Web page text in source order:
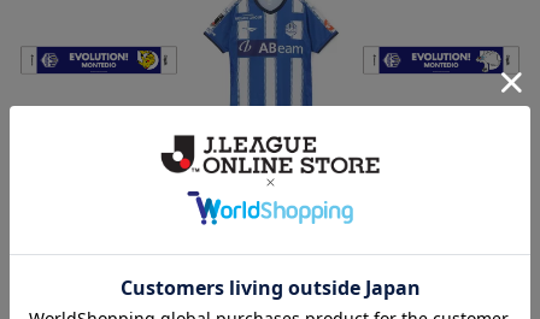
モンテディオ山形 ピカ
26/27オーセンティックユ
ニフォーム半袖（FP1st）
18,700円～23,760円
モンテディオ山形 ツン
ベアー タオルマフラー
トピックス